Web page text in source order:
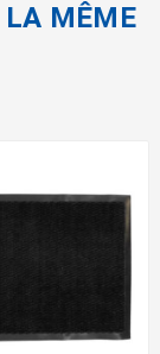
LA MÊME